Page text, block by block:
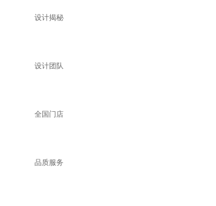
设计揭秘
设计团队
全国门店
品质服务